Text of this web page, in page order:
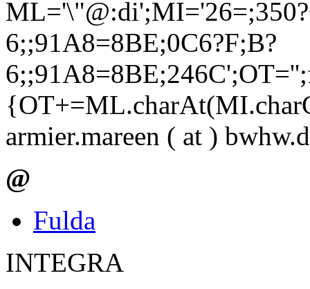
6;;91A8=8BE;0C6?F;B?
armier.mareen ( at )
@
Fulda
INTEGRA